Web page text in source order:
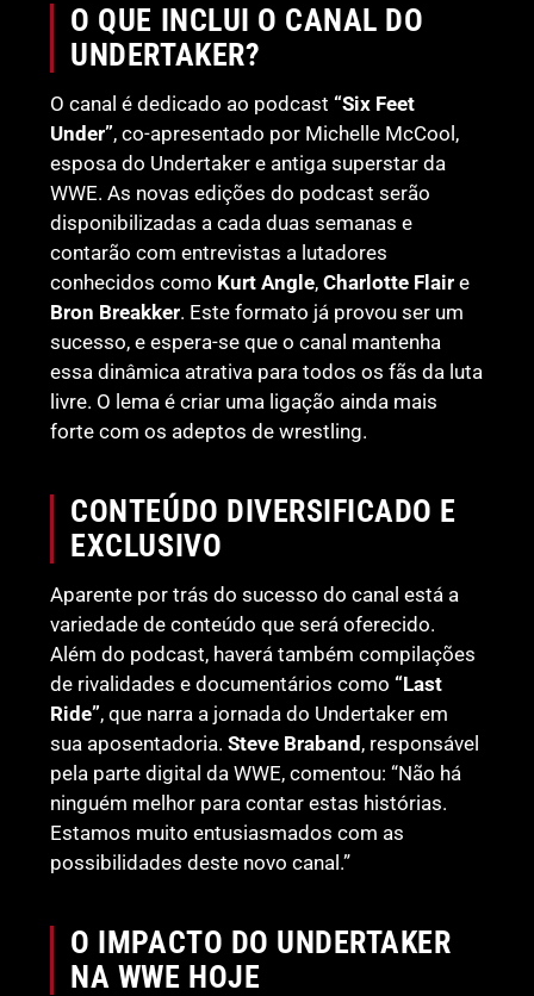
O QUE INCLUI O CANAL DO
UNDERTAKER?
O canal é dedicado ao podcast “Six Feet
Under”, co-apresentado por Michelle McCool,
esposa do Undertaker e antiga superstar da
WWE. As novas edições do podcast serão
disponibilizadas a cada duas semanas e
contarão com entrevistas a lutadores
conhecidos como Kurt Angle,Charlotte Flair e
Bron Breakker. Este formato já provou ser um
sucesso, e espera-se que o canal mantenha
essa dinâmica atrativa para todos os fãs da luta
livre. O lema é criar uma ligação ainda mais
forte com os adeptos de wrestling.
CONTEÚDO DIVERSIFICADO E
EXCLUSIVO
Aparente por trás do sucesso do canal está a
variedade de conteúdo que será oferecido.
Além do podcast, haverá também compilações
de rivalidades e documentários como “Last
Ride”, que narra a jornada do Undertaker em
sua aposentadoria.Steve Braband, responsável
pela parte digital da WWE, comentou: “Não há
ninguém melhor para contar estas histórias.
Estamos muito entusiasmados com as
possibilidades deste novo canal.”
O IMPACTO DO UNDERTAKER
NA WWE HOJE